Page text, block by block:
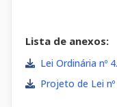
Lista de anexos:
Lei Ordinária nº
Projeto de Lei